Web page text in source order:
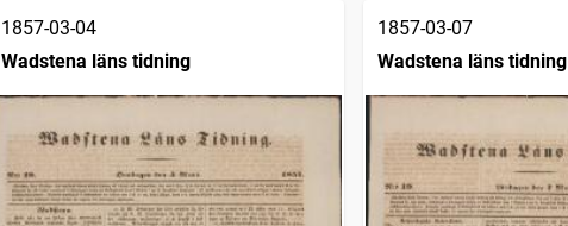
1857-03-04
Wadstena läns tidning
1857-03-07
Wadstena läns tidning